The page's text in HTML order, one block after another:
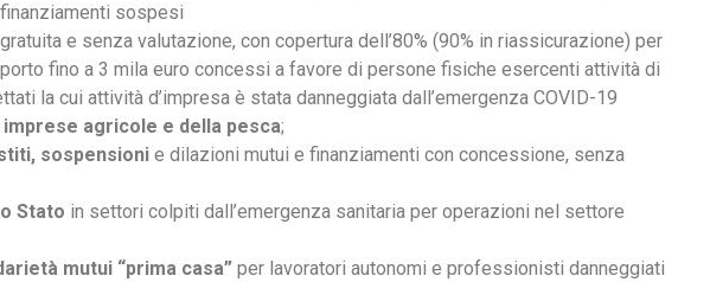
sospesi
e senza valutazione, con copertura dell’80% (90% in riassicurazione) per
fino a 3 mila euro concessi a favore di persone fisiche esercenti attività di
la cui attività d’impresa è stata danneggiata dall’emergenza COVID-19
agricole e della pesca;
sospensioni e dilazioni mutui e finanziamenti con concessione, senza
Stato in settori colpiti dall’emergenza sanitaria per operazioni nel settore
mutui “prima casa” per lavoratori autonomi e professionisti danneggiati